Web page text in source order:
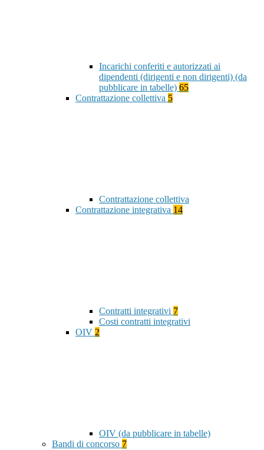
Incarichi conferiti e autorizzati ai
dipendenti (dirigenti e non dirigenti) (da
pubblicare in tabelle) 65
Contrattazione collettiva 5
Contrattazione collettiva
Contrattazione integrativa 14
Contratti integrativi 7
Costi contratti integrativi
OIV 2
OIV (da pubblicare in tabelle)
Bandi di concorso 7